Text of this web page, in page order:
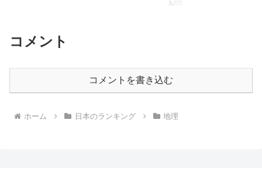
コメント
コメントを書き込む
ホーム 日本のランキング 地理